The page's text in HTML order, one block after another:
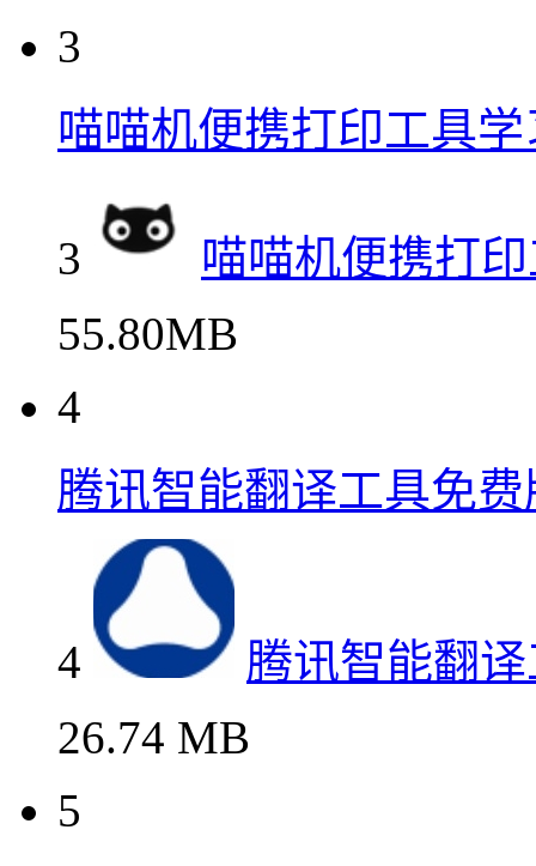
3
喵喵机便携打印工具
3
喵喵机便携打
55.80MB
4
腾讯智能翻译工具免费
4
腾讯智能翻
26.74 MB
5